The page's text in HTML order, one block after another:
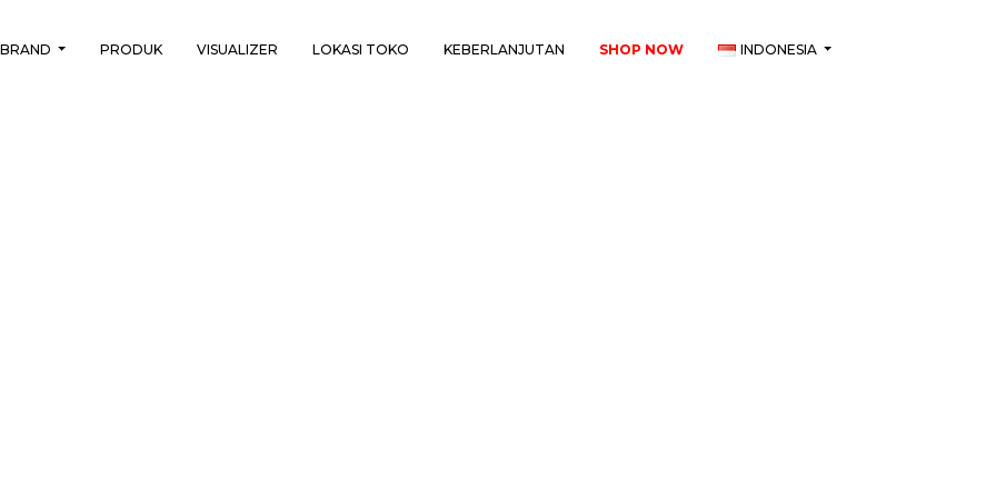
BRAND PRODUK VISUALIZER LOKASI TOKO KEBERLANJUTAN SHOP NOW INDONESIA